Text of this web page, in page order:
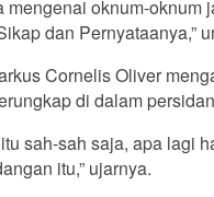
oknum-
dan Pernyataanya,”
Cornelis Oliver
di dalam
sah-sah saja, apa lagi
itu,” ujarnya.